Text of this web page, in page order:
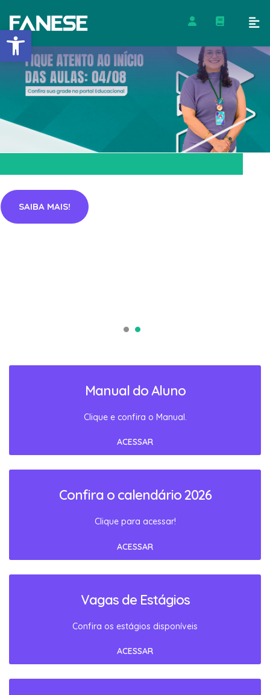
Barra de Ferramentas
SAIBA MAIS!
Manual do Aluno
Clique e confira o Manual.
ACESSAR
Confira o calendário 2026
Clique para acessar!
ACESSAR
Vagas de Estágios
Confira os estágios disponíveis
ACESSAR